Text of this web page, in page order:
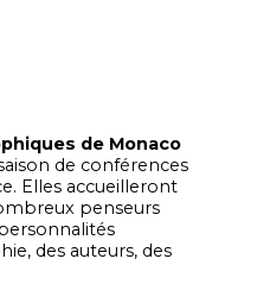
de Monaco
de conférences
Elles accueilleront
penseurs
des auteurs, des